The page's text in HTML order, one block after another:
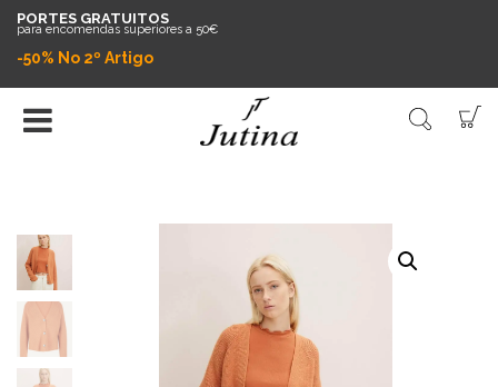
PORTES GRATUITOS
para encomendas superiores a 50€
-50% No 2º Artigo